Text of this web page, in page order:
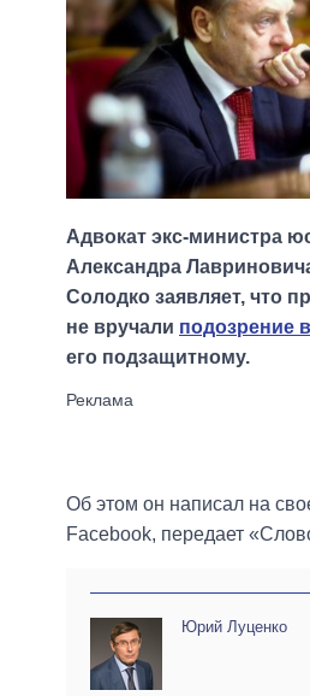
Адвокат экс-министра
Александра
Солодко заявляет, что
не вручали подозрение
его подзащитному.
Об этом он написал на
Facebook, передает
Юрий Луценко